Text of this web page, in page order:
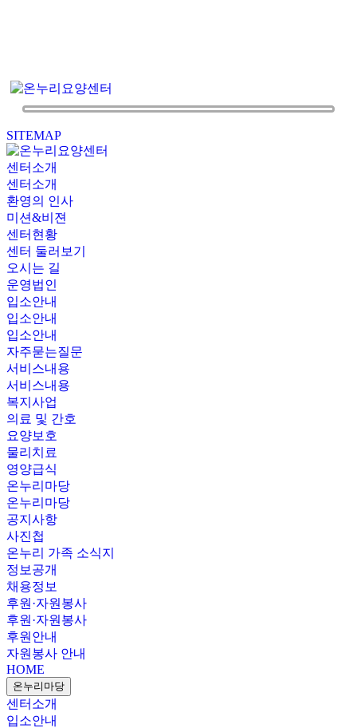
SITEMAP
센터소개
센터소개
환영의 인사
미션&비젼
센터현황
센터 둘러보기
오시는 길
운영법인
입소안내
입소안내
입소안내
자주묻는질문
서비스내용
서비스내용
복지사업
의료 및 간호
요양보호
물리치료
영양급식
온누리마당
온누리마당
공지사항
사진첩
온누리 가족 소식지
정보공개
채용정보
후원·자원봉사
후원·자원봉사
후원안내
자원봉사 안내
HOME
온누리마당
센터소개
입소안내